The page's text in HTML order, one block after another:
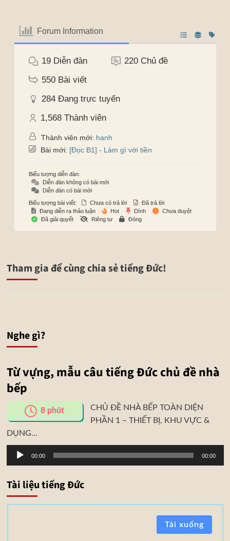
Forum Information
19 Diễn đàn 220 Chủ đề
550 Bài viết
284 Đang trực tuyến
1,568 Thành viên
Thành viên mới: hanh
Bài mới: [Đọc B1] - Làm gì với tiền
Biểu tượng diễn đàn:
Diễn đàn không có bài mới
Diễn đàn có bài mới
Biểu tượng bài viết:
Chưa có trả lời
Đã trả lời
Đang diễn ra thảo luận
Hot Dính
Chưa duyệt
Đã giải quyết
Riêng tư Đóng
Tham gia để cùng chia sẻ tiếng Đức!
Nghe gì?
Từ vựng, mẫu câu tiếng Đức chủ đề nhà
bếp
8 phút
CHỦ ĐỀ NHÀ BẾP TOÀN DIỆN
PHẦN 1 – THIẾT BỊ, KHU VỰC &
DỤNG...
Trình
thanh
00:00 00:00
Tài liệu tiếng Đức
Tải xuống